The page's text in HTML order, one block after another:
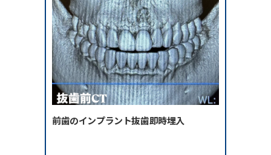
前歯のインプラント抜歯即時埋入